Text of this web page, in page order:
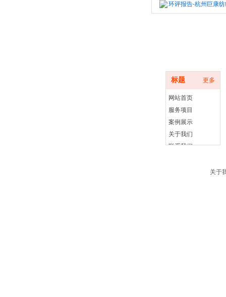
环评报告-杭州巨康
标题 更多
网站首页
服务项目
案例展示
关于我们
联系我们
关于